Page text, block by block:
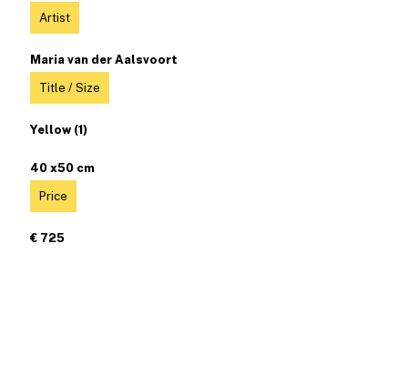
Artist
Maria van der Aalsvoort
Title / Size
Yellow (1)
40 x50 cm
Price
€ 725